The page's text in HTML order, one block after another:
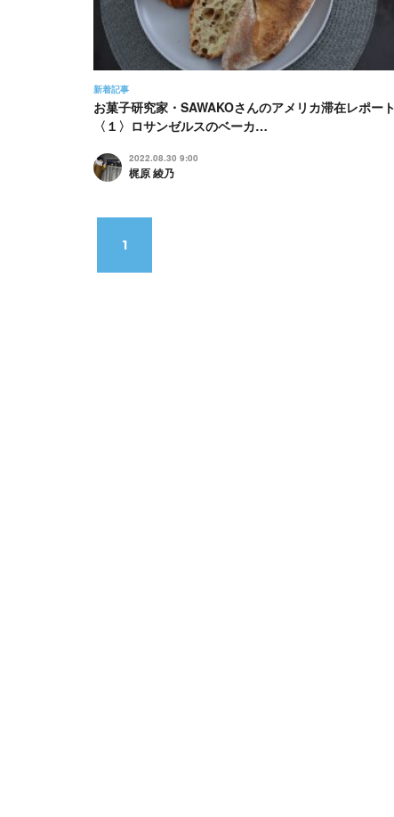
新着記事
お菓子研究家・SAWAKOさんのアメリカ滞在レポート
〈１〉ロサンゼルスのベーカ…
2022.08.30 9:00
梶原 綾乃
1